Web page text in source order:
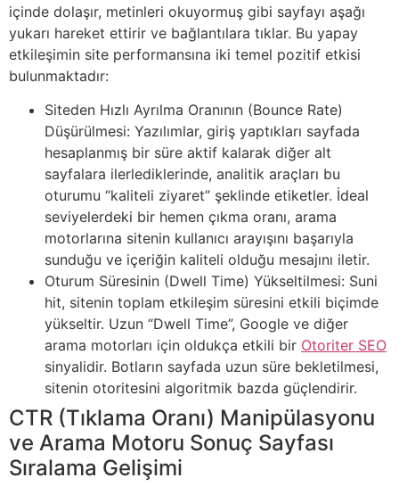
içinde dolaşır, metinleri okuyormuş gibi sayfayı aşağı
yukarı hareket ettirir ve bağlantılara tıklar. Bu yapay
etkileşimin site performansına iki temel pozitif etkisi
bulunmaktadır:
Siteden Hızlı Ayrılma Oranının (Bounce Rate)
Düşürülmesi: Yazılımlar, giriş yaptıkları sayfada
hesaplanmış bir süre aktif kalarak diğer alt
sayfalara ilerlediklerinde, analitik araçları bu
oturumu “kaliteli ziyaret” şeklinde etiketler. İdeal
seviyelerdeki bir hemen çıkma oranı, arama
motorlarına sitenin kullanıcı arayışını başarıyla
sunduğu ve içeriğin kaliteli olduğu mesajını iletir.
Oturum Süresinin (Dwell Time) Yükseltilmesi: Suni
hit, sitenin toplam etkileşim süresini etkili biçimde
yükseltir. Uzun “Dwell Time”, Google ve diğer
arama motorları için oldukça etkili bir Otoriter SEO
sinyalidir. Botların sayfada uzun süre bekletilmesi,
sitenin otoritesini algoritmik bazda güçlendirir.
CTR (Tıklama Oranı) Manipülasyonu
ve Arama Motoru Sonuç Sayfası
Sıralama Gelişimi